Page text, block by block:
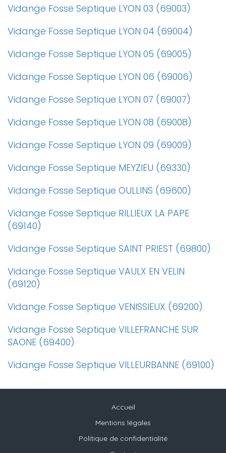
Vidange Fosse Septique LYON 03 (69003)
Vidange Fosse Septique LYON 04 (69004)
Vidange Fosse Septique LYON 05 (69005)
Vidange Fosse Septique LYON 06 (69006)
Vidange Fosse Septique LYON 07 (69007)
Vidange Fosse Septique LYON 08 (69008)
Vidange Fosse Septique LYON 09 (69009)
Vidange Fosse Septique MEYZIEU (69330)
Vidange Fosse Septique OULLINS (69600)
Vidange Fosse Septique RILLIEUX LA PAPE
(69140)
Vidange Fosse Septique SAINT PRIEST (69800)
Vidange Fosse Septique VAULX EN VELIN
(69120)
Vidange Fosse Septique VENISSIEUX (69200)
Vidange Fosse Septique VILLEFRANCHE SUR
SAONE (69400)
Vidange Fosse Septique VILLEURBANNE (69100)
Accueil
Mentions légales
Politique de confidentialité